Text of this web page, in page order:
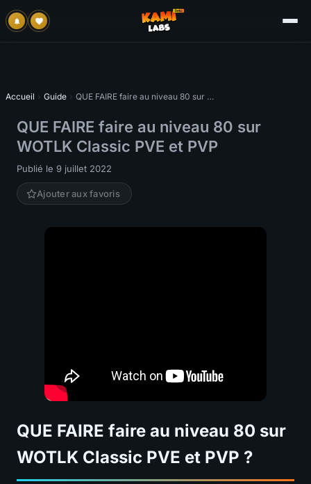
Accueil › Guide › QUE FAIRE faire au niveau 80 sur WOTLK Classic PVE et PVP
QUE FAIRE faire au niveau 80 sur
WOTLK Classic PVE et PVP
Publié le 9 juillet 2022
Ajouter aux favoris
QUE FAIRE faire au niveau 80 sur
WOTLK Classic PVE et PVP ?